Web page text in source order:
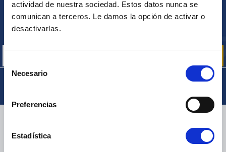
actividad de nuestra sociedad. Estos datos nunca se
comunican a terceros. Le damos la opción de activar o
desactivarlas.
Necesario
Preferencias
Estadística
BOLETÍN
Inscríbase para recibir gratuitamente
nuestras ofertas promocionales y noticias de productos